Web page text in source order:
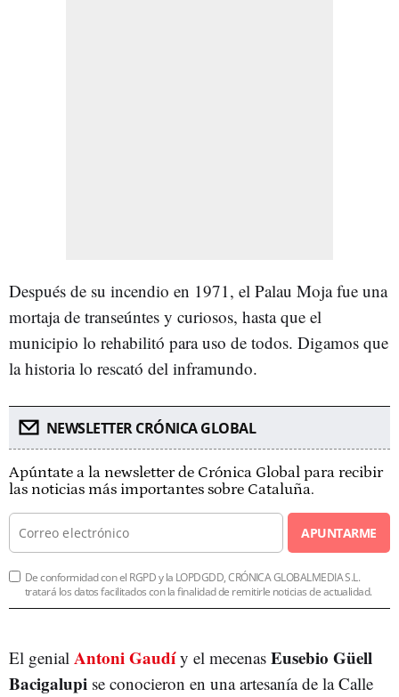
Después de su incendio en 1971, el Palau Moja fue una
mortaja de transeúntes y curiosos, hasta que el
municipio lo rehabilitó para uso de todos. Digamos que
la historia lo rescató del inframundo.
NEWSLETTER CRÓNICA GLOBAL
Apúntate a la newsletter de Crónica Global para recibir
las noticias más importantes sobre Cataluña.
APUNTARME
De conformidad con el RGPD y la LOPDGDD, CRÓNICA GLOBALMEDIA S.L.
tratará los datos facilitados con la finalidad de remitirle noticias de actualidad.
El genial Antoni Gaudíy el mecenas Eusebio Güell
Bacigalupi se conocieron en una artesanía de la Calle